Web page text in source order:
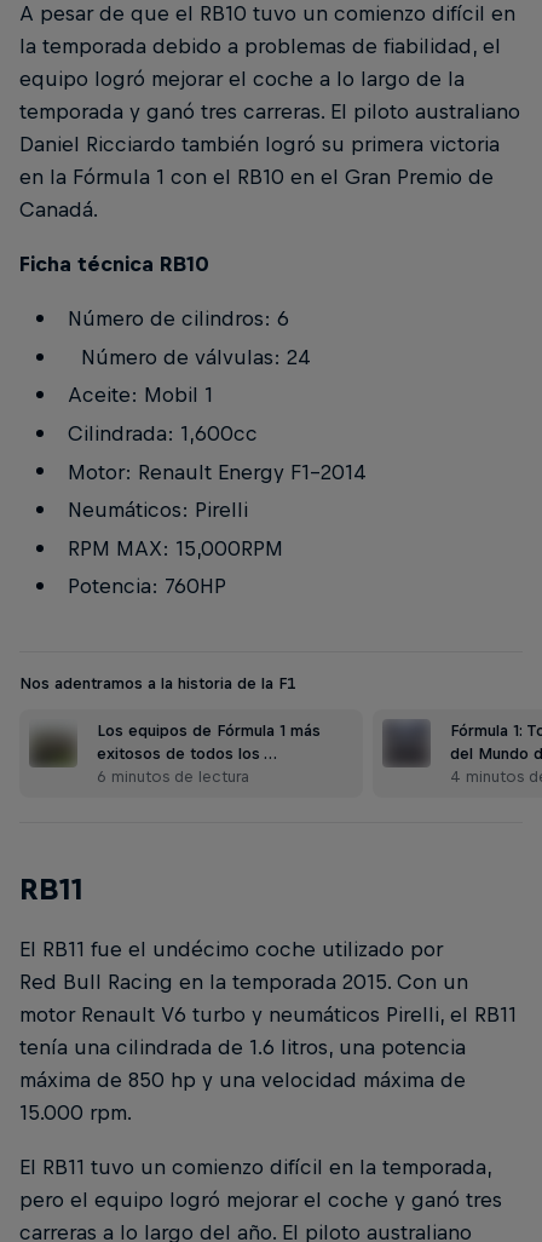
A pesar de que el RB10 tuvo un comienzo difícil en
la temporada debido a problemas de fiabilidad, el
equipo logró mejorar el coche a lo largo de la
temporada y ganó tres carreras. El piloto australiano
Daniel Ricciardo también logró su primera victoria
en la Fórmula 1 con el RB10 en el Gran Premio de
Canadá.
Ficha técnica RB10
Número de cilindros: 6
Número de válvulas: 24
Aceite: Mobil 1
Cilindrada: 1,600cc
Motor: Renault Energy F1-2014
Neumáticos: Pirelli
RPM MAX: 15,000RPM
Potencia: 760HP
Nos adentramos a la historia de la F1
Los equipos de Fórmula 1 más
exitosos de todos los …
6 minutos de lectura
Fórmula 1:
del Mundo
4 minutos
RB11
El RB11 fue el undécimo coche utilizado por
Red Bull Racing en la temporada 2015. Con un
motor Renault V6 turbo y neumáticos Pirelli, el RB11
tenía una cilindrada de 1.6 litros, una potencia
máxima de 850 hp y una velocidad máxima de
15.000 rpm.
El RB11 tuvo un comienzo difícil en la temporada,
pero el equipo logró mejorar el coche y ganó tres
carreras a lo largo del año. El piloto australiano